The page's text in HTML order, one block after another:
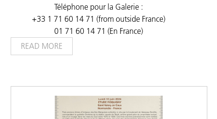
Téléphone pour la Galerie :
+33 1 71 60 14 71 (from outside France)
01 71 60 14 71 (En France)
READ MORE